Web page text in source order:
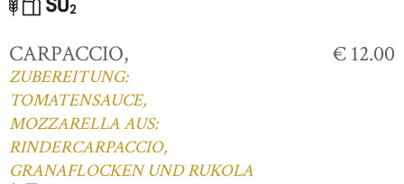
CARPACCIO,
ZUBEREITUNG:
TOMATENSAUCE,
MOZZARELLA AUS:
RINDERCARPACCIO,
GRANAFLOCKEN UND RUKOLA
€ 12.00